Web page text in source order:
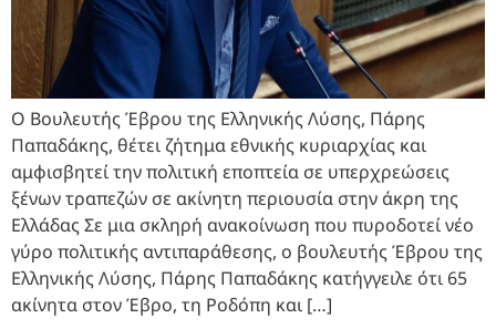
Ο Βουλευτής Έβρου της Ελληνικής Λύσης, Πάρης
Παπαδάκης, θέτει ζήτημα εθνικής κυριαρχίας και
αμφισβητεί την πολιτική εποπτεία σε υπερχρεώσεις
ξένων τραπεζών σε ακίνητη περιουσία στην άκρη της
Ελλάδας Σε μια σκληρή ανακοίνωση που πυροδοτεί νέο
γύρο πολιτικής αντιπαράθεσης, ο βουλευτής Έβρου της
Ελληνικής Λύσης, Πάρης Παπαδάκης κατήγγειλε ότι 65
ακίνητα στον Έβρο, τη Ροδόπη και […]